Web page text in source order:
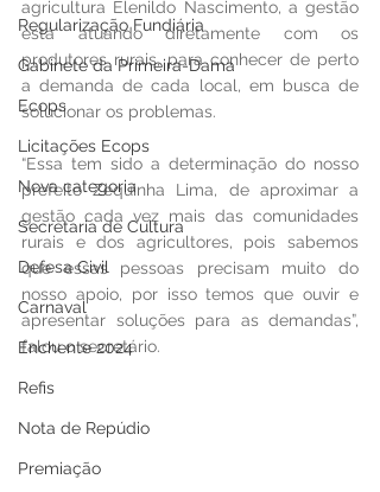
Regularização Fundiária
Gabinete da Primeira-Dama
Ecops
Licitações Ecops
Nova categoria
Secretaria de Cultura
Defesa Civil
Carnaval
Enchente 2024
Refis
Nota de Repúdio
Premiação
agricultura Elenildo Nascimento, a gestão
está atuando diretamente com os
produtores rurais, para conhecer de perto
a demanda de cada local, em busca de
solucionar os problemas.
“Essa tem sido a determinação do nosso
prefeito Zequinha Lima, de aproximar a
gestão cada vez mais das comunidades
rurais e dos agricultores, pois sabemos
que essas pessoas precisam muito do
nosso apoio, por isso temos que ouvir e
apresentar soluções para as demandas”,
falou o secretário.